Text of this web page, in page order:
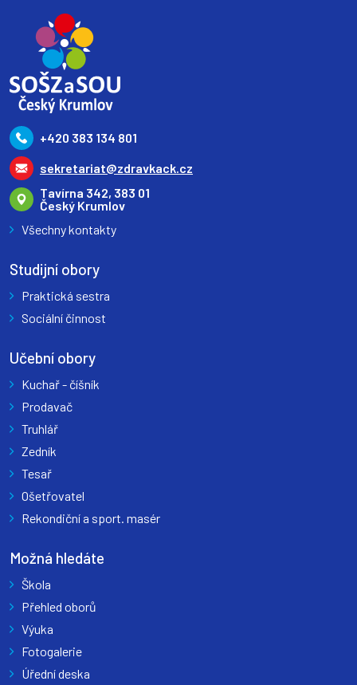
+420 383 134 801
sekretariat@zdravkack.cz
Tavírna 342, 383 01
Český Krumlov
Všechny kontakty
Studijní obory
Praktická sestra
Sociální činnost
Učební obory
Kuchař - číšník
Prodavač
Truhlář
Zedník
Tesař
Ošetřovatel
Rekondiční a sport. masér
Možná hledáte
Škola
Přehled oborů
Výuka
Fotogalerie
Úřední deska